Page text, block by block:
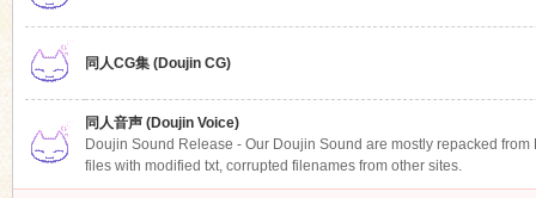
同人CG集 (Doujin CG)
同人音声 (Doujin Voice)
Doujin Sound Release - Our Doujin Sound are mostly repacked
files with modified txt, corrupted filenames from other sites.